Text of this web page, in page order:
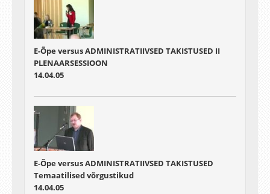
E-Õpe versus ADMINISTRATIIVSED TAKISTUSED II
PLENAARSESSIOON
14.04.05
E-Õpe versus ADMINISTRATIIVSED TAKISTUSED
Temaatilised võrgustikud
14.04.05